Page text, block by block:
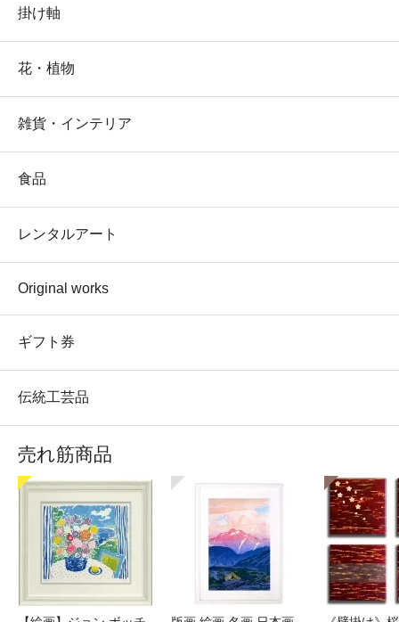
掛け軸
花・植物
雑貨・インテリア
食品
レンタルアート
Original works
ギフト券
伝統工芸品
売れ筋商品